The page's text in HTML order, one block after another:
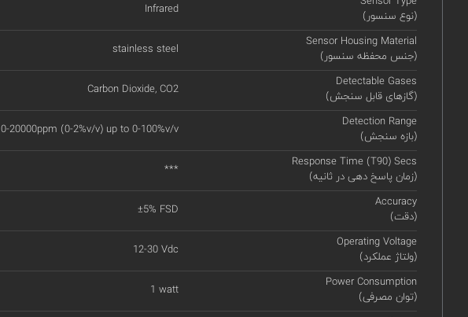
(نوع سنسور)
Infrared
Sensor Housing Material
(جنس محفظه سنسور)
stainless steel
Detectable Gases
(گازهای قابل سنجش)
Carbon Dioxide, CO2
Detection Range
(بازه سنجش)
0-20000ppm (0-2%v/v) up to 0-100%v/v
Response Time (T90) Secs
(زمان پاسخ دهی در ثانیه)
***
Accuracy
(دقت)
±5% FSD
Operating Voltage
(ولتاژ عملکرد)
12-30 Vdc
Power Consumption
(توان مصرفی)
1 watt